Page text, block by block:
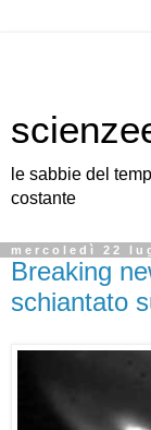
le sabbie del
costante
mercoledì 22
Breaking
schiantato